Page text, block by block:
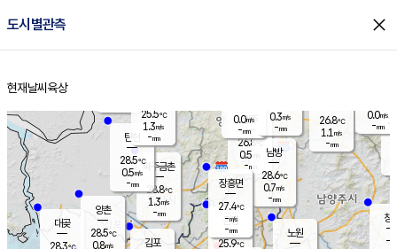
도시별관측 close
홈
현재날씨 육상
양주
26.8℃
0.5
-mm
파주금촌
28.8℃
1.3m/s
-mm
26.8℃
1.1 m/s
-mm
대곶
28.3℃
창
-
탄현
28.5℃
0.5m/s
-mm
0.0m/s
-mm
김포
양촌
28.5℃
0.8m/s
은평
25.9℃
노원
남방
28.6℃
0.7m/s
-mm
장흥면
27.4℃
-m/s
-mm
0.0m/s
-mm
25.5℃
1.3m/s
-mm
0.3m/s
-mm